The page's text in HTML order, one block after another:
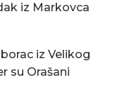
iz Markovca
iz Velikog
su Orašani